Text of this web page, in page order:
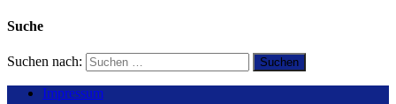
Suche
Suchen nach:
Impressum